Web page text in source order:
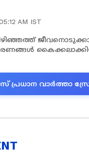
AM IST
പ്രധാന വാർത്താ